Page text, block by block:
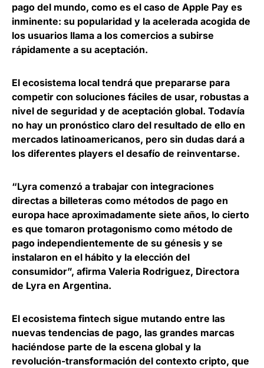
pago del mundo, como es el caso de Apple Pay es
inminente: su popularidad y la acelerada acogida de
los usuarios llama a los comercios a subirse
rápidamente a su aceptación.
El ecosistema local tendrá que prepararse para
competir con soluciones fáciles de usar, robustas a
nivel de seguridad y de aceptación global. Todavía
no hay un pronóstico claro del resultado de ello en
mercados latinoamericanos, pero sin dudas dará a
los diferentes players el desafío de reinventarse.
“Lyra comenzó a trabajar con integraciones
directas a billeteras como métodos de pago en
europa hace aproximadamente siete años, lo cierto
es que tomaron protagonismo como método de
pago independientemente de su génesis y se
instalaron en el hábito y la elección del
consumidor”, afirma Valeria Rodriguez, Directora
de Lyra en Argentina.
El ecosistema fintech sigue mutando entre las
nuevas tendencias de pago, las grandes marcas
haciéndose parte de la escena global y la
revolución-transformación del contexto cripto, que